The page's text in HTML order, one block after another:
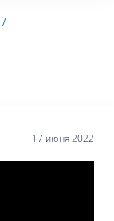
17 июня 2022